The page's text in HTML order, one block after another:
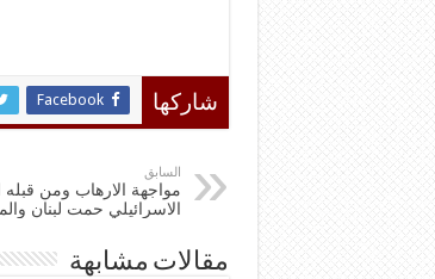
شاركها Facebook
السابق
مواجهة الارهاب ومن قبله
الاسرائيلي حمت لبنان
مقالات مشابهة